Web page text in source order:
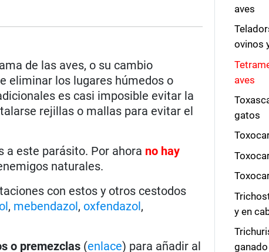
de las aves, o su cambio
eliminar los lugares húmedos o
es casi imposible evitar la
rejillas o mallas para evitar el
a este parásito. Por ahora no hay
naturales.
con estos y otros cestodos
, mebendazol,oxfendazol,
o premezclas (enlace) para añadir al
aves
ovinos
aves
gatos
y en
ganado